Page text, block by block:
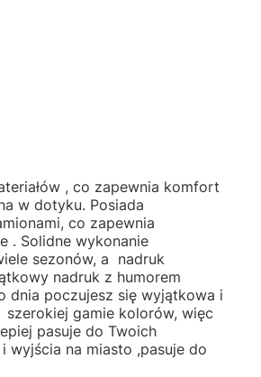
, co zapewnia komfort
w dotyku. Posiada
co zapewnia
. Solidne wykonanie
sezonów, a nadruk
nadruk z humorem
dnia poczujesz się wyjątkowa i
gamie kolorów, więc
pasuje do Twoich
wyjścia na miasto ,pasuje do